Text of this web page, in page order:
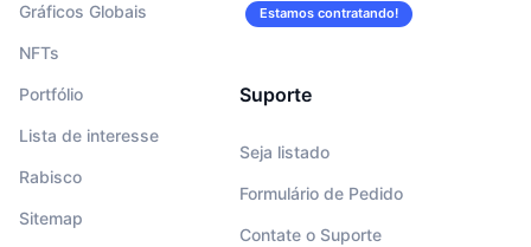
Gráficos Globais
NFTs
Portfólio
Lista de interesse
Rabisco
Sitemap
Estamos contratando!
Suporte
Seja listado
Formulário de Pedido
Contate o Suporte